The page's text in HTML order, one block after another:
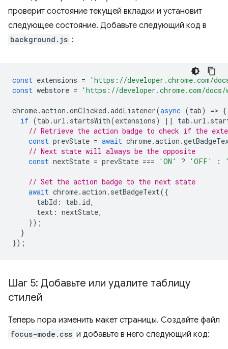
проверит состояние текущей вкладки и установит
следующее состояние. Добавьте следующий код в
background.js :
const extensions =
'https://developer.chrome.com/
const webstore = 'https://developer.chrome.com/docs/
chrome.action .onClicked .addListener(async (tab) => {
if (tab .url . startsWith(extensions) || tab .url .
// Retrieve the action badge to check if the
const prevState = await chrome.action .
// Next state will always be the opposite
const nextState = prevState === 'ON' ? 'OFF' :
// Set the action badge to the next state
await chrome.action . setBadgeText({
tabId : tab . id,
text : nextState,
});
}
});
Шаг 5: Добавьте или удалите таблицу
стилей
Теперь пора изменить макет страницы. Создайте файл
focus-mode.css и добавьте в него следующий код: